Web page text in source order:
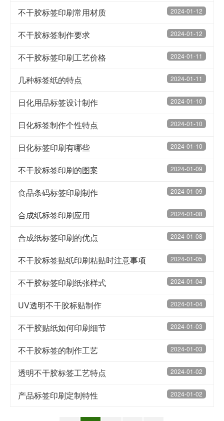
2024-01-12
不干胶标签印刷常用材质
2024-01-12
不干胶标签制作要求
2024-01-11
不干胶标签印刷工艺价格
2024-01-11
几种标签纸的特点
2024-01-10
日化用品标签设计制作
2024-01-10
日化标签制作个性特点
2024-01-10
日化标签印刷有哪些
2024-01-09
不干胶标签印刷的图案
2024-01-09
食品条码标签印刷制作
2024-01-08
合成纸标签印刷应用
2024-01-08
合成纸标签印刷的优点
2024-01-05
不干胶标签贴纸印刷粘贴时注意事项
2024-01-04
不干胶标签印刷纸张样式
2024-01-04
UV透明不干胶标贴制作
2024-01-03
不干胶贴纸如何印刷细节
2024-01-03
不干胶标签的制作工艺
2024-01-02
透明不干胶标签工艺特点
2024-01-02
产品标签印刷定制特性